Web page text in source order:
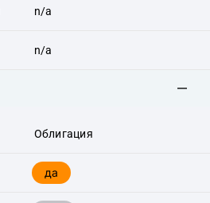
n/a
n/a
Облигация
да